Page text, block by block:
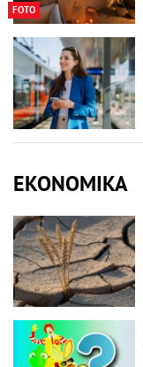
FOTO
EKONOMIKA